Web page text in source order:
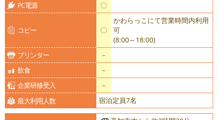
PC電源
〇
コピー 〇
かわらっこにて営業時間内利用
可
(8:00～18:00)
プリンター
－
飲食
－
企業研修受入
－
最大利用人数
宿泊定員7名